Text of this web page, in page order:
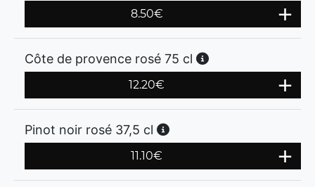
8.50€
Côte de provence rosé 75 cl
12.20€
Pinot noir rosé 37,5 cl
11.10€